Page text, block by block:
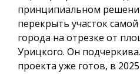
принципиальном
перекрыть участок
города на отрезке от
Урицкого. Он
проекта уже готов, в